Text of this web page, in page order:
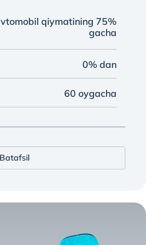
qiymatining 75%
gacha
0% dan
60 oygacha
Batafsil